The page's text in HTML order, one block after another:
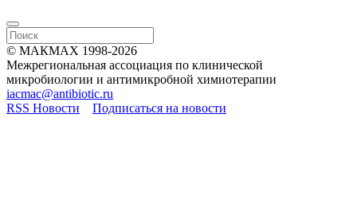
© МАКМАХ 1998-2026
Межрегиональная ассоциация по клинической
микробиологии и антимикробной химиотерапии
iacmac@antibiotic.ru
RSS Новости
Подписаться на новости